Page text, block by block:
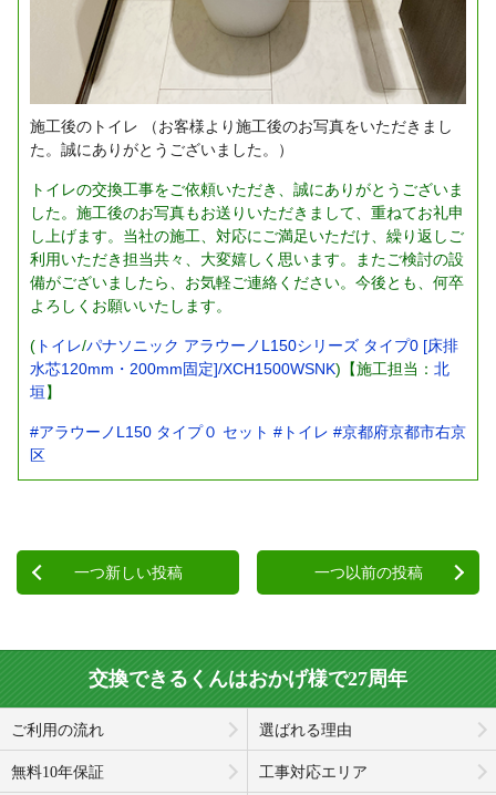
施工後のトイレ （お客様より施工後のお写真をいただきまし
た。誠にありがとうございました。）
トイレの交換工事をご依頼いただき、誠にありがとうございま
した。施工後のお写真もお送りいただきまして、重ねてお礼申
し上げます。当社の施工、対応にご満足いただけ、繰り返しご
利用いただき担当共々、大変嬉しく思います。またご検討の設
備がございましたら、お気軽ご連絡ください。今後とも、何卒
よろしくお願いいたします。
( トイレ/パナソニック アラウーノL150シリーズ タイプ0 [床排
水芯120mm・200mm固定]/XCH1500WSNK)【施工担当： 北
垣】
#アラウーノL150 タイプ０ セット #トイレ #京都府京都市右京
区
一つ新しい投稿 一つ以前の投稿
交換できるくんはおかげ様で27周年
ご利用の流れ 選ばれる理由
無料10年保証 工事対応エリア